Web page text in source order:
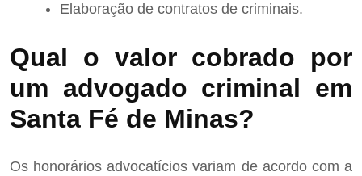
Elaboração de contratos de criminais.
Qual o valor cobrado por
um advogado criminal em
Santa Fé de Minas?
Os honorários advocatícios variam de acordo com a